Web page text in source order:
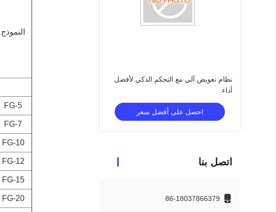
نظام تعويض آلي مع التحكم الذكي لأفضل
أداء
احصل على أفضل سعر
اتصل بنا
86-18037866379
النموذج
FG-5
FG-7
FG-10
FG-12
FG-15
FG-20